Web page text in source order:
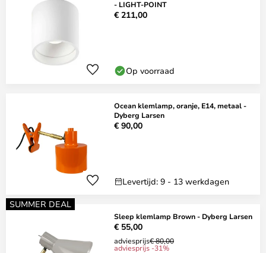
- LIGHT-POINT
€ 211,00
Op voorraad
Ocean klemlamp, oranje, E14, metaal -
Dyberg Larsen
€ 90,00
Levertijd: 9 - 13 werkdagen
SUMMER DEAL
Sleep klemlamp Brown - Dyberg Larsen
€ 55,00
adviesprijs€ 80,00
adviesprijs -31%